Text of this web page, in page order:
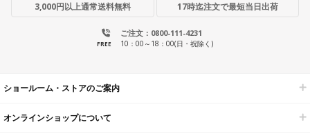
3,000円以上通常送料無料 17時迄注文で最短当日出荷
ご注文：0800-111-4231
FREE 10：00～18：00(日・祝除く)
ショールーム・ストアのご案内
オンラインショップについて